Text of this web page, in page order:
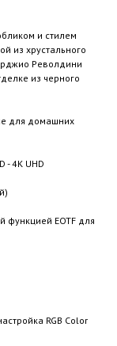
и стилем
из хрустального
Револдини
из черного
для домашних
- 4K UHD
функцией EOTF для
RGB Color